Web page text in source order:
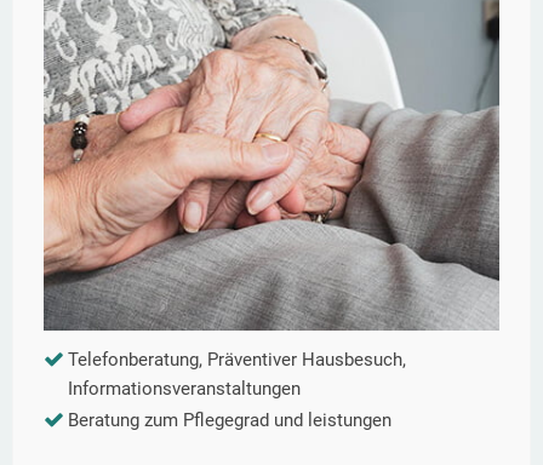
Telefonberatung, Präventiver Hausbesuch,
Informationsveranstaltungen
Beratung zum Pflegegrad und leistungen